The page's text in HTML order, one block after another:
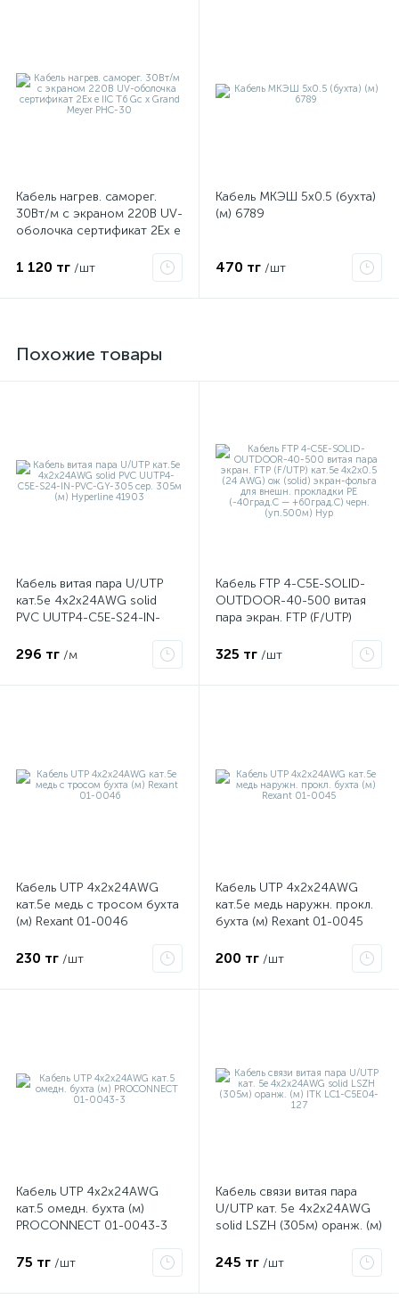
Кабель нагрев. саморег.
30Вт/м с экраном 220В UV-
оболочка сертификат 2Ex e
PHC-30
1 120 тг /шт
Кабель МКЭШ 5х0.5 (бухта)
(м) 6789
470 тг /шт
Похожие товары
Кабель витая пара U/UTP
кат.5e 4х2х24AWG solid
PVC UUTP4-C5E-S24-IN-
Hyperline 41903
296 тг /м
Кабель FTP 4-C5E-SOLID-
OUTDOOR-40-500 витая
пара экран. FTP (F/UTP)
(solid) экран-фольга для
325 тг /шт
Кабель UTP 4х2х24AWG
кат.5е медь с тросом бухта
(м) Rexant 01-0046
230 тг /шт
Кабель UTP 4х2х24AWG
кат.5е медь наружн. прокл.
бухта (м) Rexant 01-0045
200 тг /шт
Кабель UTP 4х2х24AWG
кат.5 омедн. бухта (м)
PROCONNECT 01-0043-3
75 тг /шт
Кабель связи витая пара
U/UTP кат. 5e 4х2х24AWG
solid LSZH (305м) оранж. (м)
245 тг /шт